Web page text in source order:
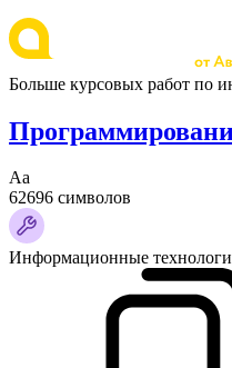
Больше курсовых работ по
Аа
62696 символов
Информационные